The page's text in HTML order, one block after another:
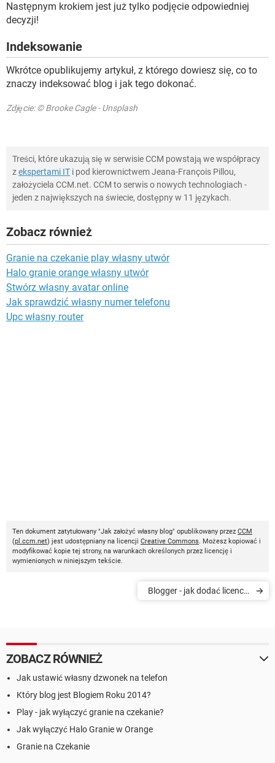
Następnym krokiem jest już tylko podjęcie odpowiedniej
decyzji!
Indeksowanie
Wkrótce opublikujemy artykuł, z którego dowiesz się, co to
znaczy indeksować blog i jak tego dokonać.
Zdjęcie: © Brooke Cagle - Unsplash
Treści, które ukazują się w serwisie CCM powstają we współpracy
zekspertami IT i pod kierownictwem Jeana-François Pillou,
założyciela CCM.net. CCM to serwis o nowych technologiach -
jeden z największych na świecie, dostępny w 11 językach.
Zobacz również
Granie na czekanie play własny utwór
Halo granie orange własny utwór
Stwórz własny avatar online
Jak sprawdzić własny numer telefonu
Upc własny router
Ten dokument zatytułowany "Jak założyć własny blog" opublikowany przez CCM
(pl.ccm.net) jest udostępniany na licencji Creative Commons. Możesz kopiować i
modyfikować kopie tej strony, na warunkach określonych przez licencję i
wymienionych w niniejszym tekście.
Blogger - jak dodać licencję
ZOBACZ RÓWNIEŻ
Jak ustawić własny dzwonek na telefon
Który blog jest Blogiem Roku 2014?
Play - jak wyłączyć granie na czekanie?
Jak wyłączyć Halo Granie w Orange
Granie na Czekanie